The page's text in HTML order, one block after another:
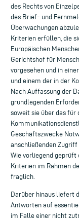
des Rechts von
des Brief- und
Überwachungen
Kriterien erfüllen, die
Europäischen
Gerichtshof für
vorgesehen und in
und einem der in der
Nach Auffassung der
grundlegenden
soweit sie über das für
Geschäftszwecke
anschließenden
Wie vorliegend
Kriterien im Rahmen
fraglich.
Darüber hinaus liefert
Antworten auf
im Falle einer nicht